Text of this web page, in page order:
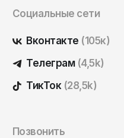
Социальные сети
Вконтакте (105к)
Телеграм (4,5k)
ТикТок (28,5k)
Позвонить
Старый Оскол
Стерлитамак
Сыктывкар